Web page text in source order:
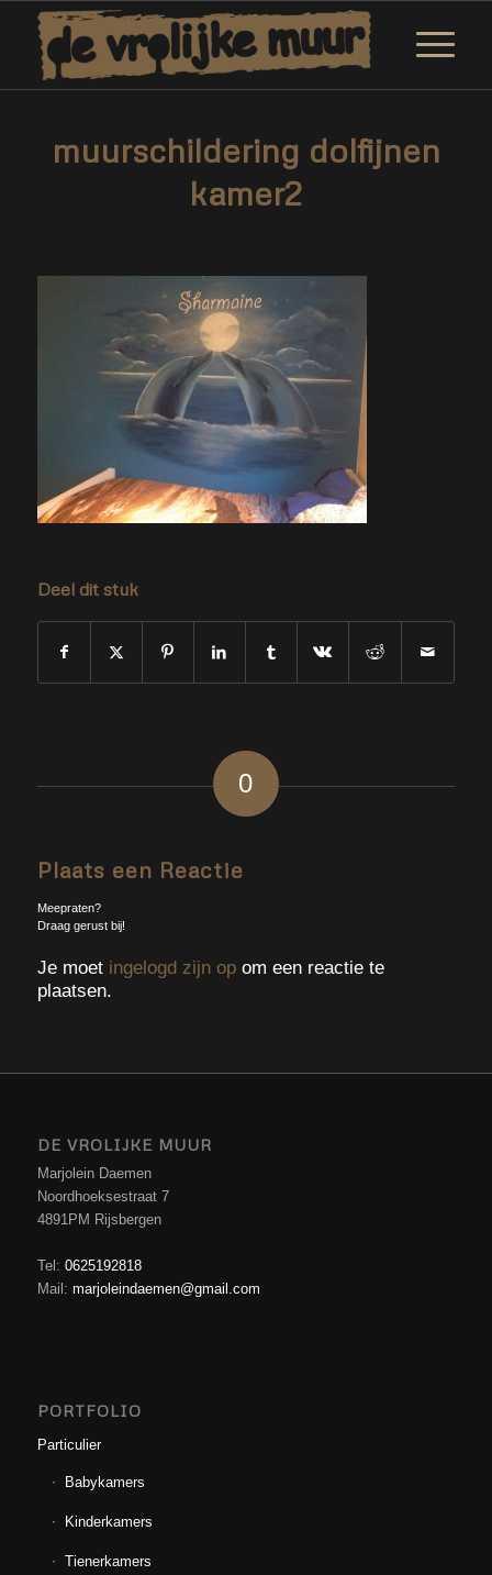
muurschildering dolfijnen
kamer2
Deel dit stuk
0
Plaats een Reactie
Meepraten?
Draag gerust bij!
Je moet ingelogd zijn opom een reactie te
plaatsen.
DE VROLIJKE MUUR
Marjolein Daemen
Noordhoeksestraat 7
4891PM Rijsbergen
Tel: 0625192818
Mail: marjoleindaemen@gmail.com
PORTFOLIO
Particulier
Babykamers
Kinderkamers
Tienerkamers